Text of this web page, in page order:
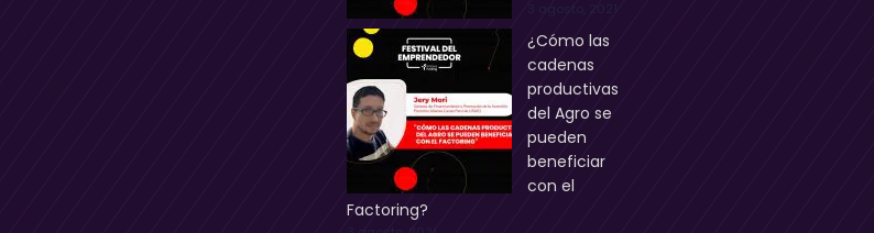
¿Cómo las
cadenas
productivas
del Agro se
pueden
beneficiar
con el
Factoring?